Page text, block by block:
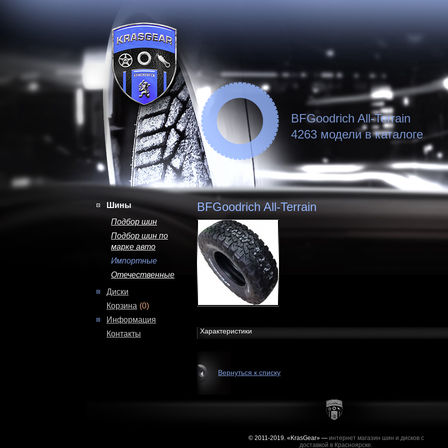
BFGoodrich All-Terrain
4263 модели в каталоге
Шины
Подбор шин
Подбор шин по
марке авто
Импортные
Отечественные
Диски
Корзина (0)
Информация
Контакты
BFGoodrich All-Terrain
Характеристики
Вернуться к списку
© 2011-2019. «KrasGear» — интернет магазин шин и дисков с
доставкой в Красноярске.